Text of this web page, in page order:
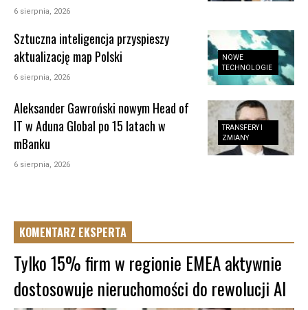
6 sierpnia, 2026
NOWE
TECHNOLOGIE
Sztuczna inteligencja przyspieszy
aktualizację map Polski
6 sierpnia, 2026
TRANSFERY I
ZMIANY
Aleksander Gawroński nowym Head of
IT w Aduna Global po 15 latach w
mBanku
6 sierpnia, 2026
KOMENTARZ EKSPERTA
Tylko 15% firm w regionie EMEA aktywnie
dostosowuje nieruchomości do rewolucji AI